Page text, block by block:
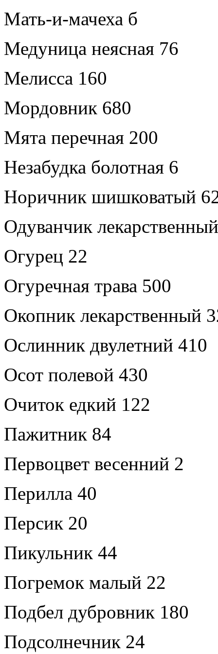
Мать-и-мачеха б
Медуница неясная 76
Мелисса 160
Мордовник 680
Мята перечная 200
Незабудка болотная 6
Норичник шишковатый
Одуванчик
Огурец 22
Огуречная трава 500
Окопник лекарственный
Ослинник двулетний 410
Осот полевой 430
Очиток едкий 122
Пажитник 84
Первоцвет весенний 2
Перилла 40
Персик 20
Пикульник 44
Погремок малый 22
Подбел дубровник 180
Подсолнечник 24